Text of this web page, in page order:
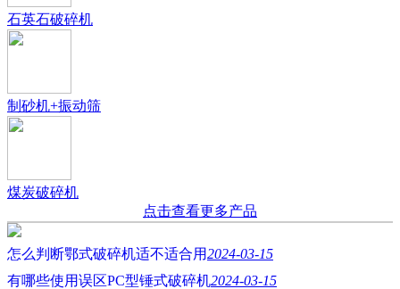
石英石破碎机
制砂机+振动筛
煤炭破碎机
点击查看更多产品
怎么判断鄂式破碎机适不适合用2024-03-15
有哪些使用误区PC型锤式破碎机2024-03-15